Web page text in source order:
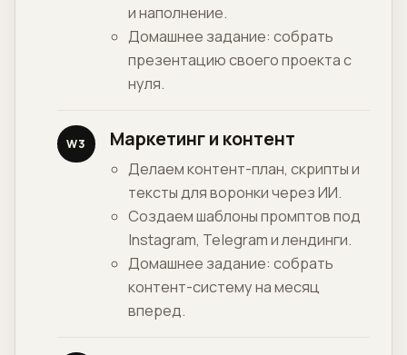
и наполнение.
Домашнее задание: собрать
презентацию своего проекта с
нуля.
W3 Маркетинг и контент
Делаем контент-план, скрипты и
тексты для воронки через ИИ.
Создаем шаблоны промптов под
Instagram, Telegram и лендинги.
Домашнее задание: собрать
контент-систему на месяц
вперед.